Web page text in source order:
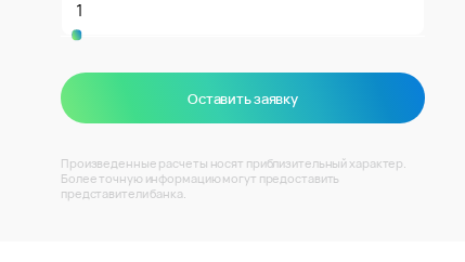
Оставить заявку
Произведенные расчеты носят приблизительный характер.
Более точную информацию могут предоставить
представители банка.